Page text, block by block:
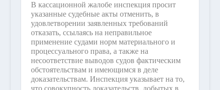
В кассационной жалобе инспекция просит
указанные судебные акты отменить, в
удовлетворении заявленных требований
отказать, ссылаясь на неправильное
применение судами норм материального и
процессуального права, а также на
несоответствие выводов судов фактическим
обстоятельствам и имеющимся в деле
доказательствам. Инспекция указывает на то,